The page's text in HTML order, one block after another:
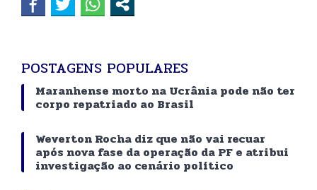
POSTAGENS POPULARES
Maranhense morto na Ucrânia pode não ter
corpo repatriado ao Brasil
Weverton Rocha diz que não vai recuar
após nova fase da operação da PF e atribui
investigação ao cenário político